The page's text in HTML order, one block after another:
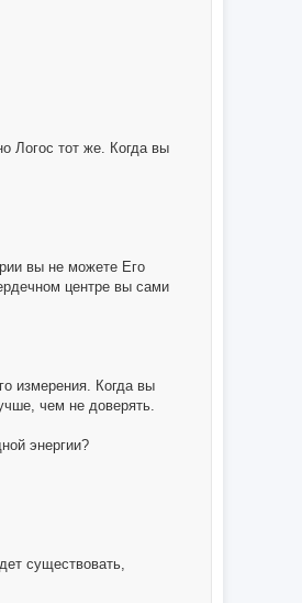
Логос тот же. Когда вы
вы не можете Его
центре вы сами
измерения. Когда вы
чем не доверять.
энергии?
существовать,